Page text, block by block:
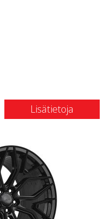
Lisätietoja